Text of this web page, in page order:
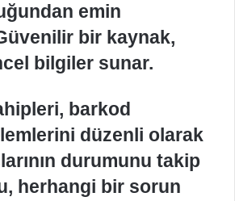
emin
bir kaynak,
bilgiler sunar.
barkod
düzenli olarak
durumunu takip
herhangi bir sorun